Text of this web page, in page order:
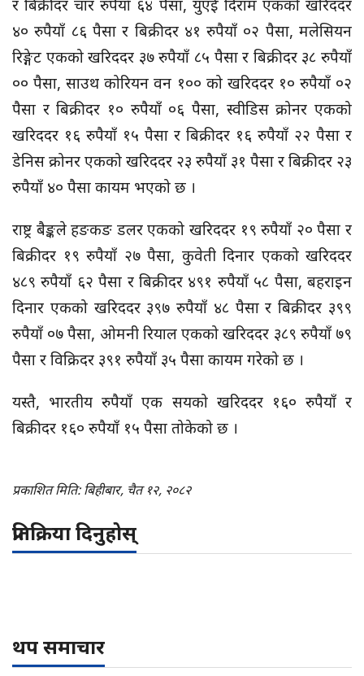
र बिक्रीदर चार रुपैयाँ ६४ पैसा, युएई दिराम एकको खरिददर
४० रुपैयाँ ८६ पैसा र बिक्रीदर ४१ रुपैयाँ ०२ पैसा, मलेसियन
रिङ्गेट एकको खरिददर ३७ रुपैयाँ ८५ पैसा र बिक्रीदर ३८ रुपैयाँ
०० पैसा, साउथ कोरियन वन १०० को खरिददर १० रुपैयाँ ०२
पैसा र बिक्रीदर १० रुपैयाँ ०६ पैसा, स्वीडिस क्रोनर एकको
खरिददर १६ रुपैयाँ १५ पैसा र बिक्रीदर १६ रुपैयाँ २२ पैसा र
डेनिस क्रोनर एकको खरिददर २३ रुपैयाँ ३१ पैसा र बिक्रीदर २३
रुपैयाँ ४० पैसा कायम भएको छ ।
राष्ट्र बैङ्कले हङकङ डलर एकको खरिददर १९ रुपैयाँ २० पैसा र
बिक्रीदर १९ रुपैयाँ २७ पैसा, कुवेती दिनार एकको खरिददर
४८९ रुपैयाँ ६२ पैसा र बिक्रीदर ४९१ रुपैयाँ ५८ पैसा, बहराइन
दिनार एकको खरिददर ३९७ रुपैयाँ ४८ पैसा र बिक्रीदर ३९९
रुपैयाँ ०७ पैसा, ओमनी रियाल एकको खरिददर ३८९ रुपैयाँ ७९
पैसा र विक्रिदर ३९१ रुपैयाँ ३५ पैसा कायम गरेको छ ।
यस्तै, भारतीय रुपैयाँ एक सयको खरिददर १६० रुपैयाँ र
बिक्रीदर १६० रुपैयाँ १५ पैसा तोकेको छ ।
प्रकाशित मिति: बिहीबार, चैत १२, २०८२
प्रतिक्रिया दिनुहोस्
थप समाचार